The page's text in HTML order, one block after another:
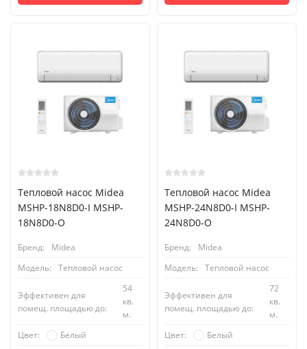
Тепловой насос Midea
MSHP-18N8D0-I MSHP-
18N8D0-O
Бренд:
Midea
Модель:
Тепловой насос
Эффективен для
помещ. площадью до:
54
кв.
м.
Цвет:
Белый
Тепловой насос Midea
MSHP-24N8D0-I MSHP-
24N8D0-O
Бренд:
Midea
Модель:
Тепловой насос
Эффективен для
помещ. площадью до:
72
кв.
м.
Цвет:
Белый